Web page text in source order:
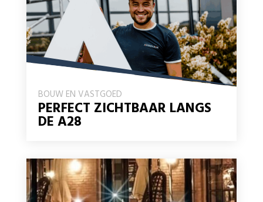
BOUW EN VASTGOED
PERFECT ZICHTBAAR LANGS
DE A28